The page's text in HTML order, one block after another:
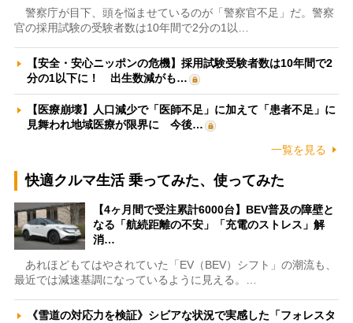
警察庁が目下、頭を悩ませているのが「警察官不足」だ。警察
官の採用試験の受験者数は10年間で2分の1以…
【安全・安心ニッポンの危機】採用試験受験者数は10年間で2
分の1以下に！ 出生数減がも…
【医療崩壊】人口減少で「医師不足」に加えて「患者不足」に
見舞われ地域医療が限界に 今後…
一覧を見る
快適クルマ生活 乗ってみた、使ってみた
【4ヶ月間で受注累計6000台】BEV普及の障壁と
なる「航続距離の不安」「充電のストレス」解
消…
あれほどもてはやされていた「EV（BEV）シフト」の潮流も、
最近では減速基調になっているように見える。…
《雪道の対応力を検証》シビアな状況で実感した「フォレスタ